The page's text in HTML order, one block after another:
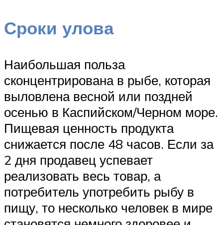
Сроки улова
Наибольшая польза
сконцентрирована в рыбе, которая
выловлена весной или поздней
осенью в Каспийском/Черном море.
Пищевая ценность продукта
снижается после 48 часов. Если за
2 дня продавец успевает
реализовать весь товар, а
потребитель употребить рыбу в
пищу, то несколько человек в мире